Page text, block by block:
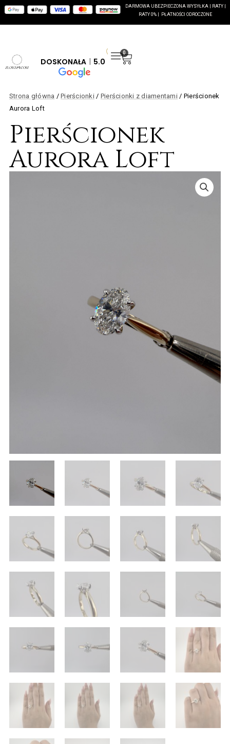
Przejdź
DARMOWA UBEZPIECZONA WYSYŁKA | RATY |
RATY 0% | PŁATNOŚCI ODROCZONE
DOSKONAŁA 5.0
0
Wózek
Strona główna /Pierścionki/ Pierścionki z diamentami/ Pierścionek
Aurora Loft
Pierścionek
Aurora Loft